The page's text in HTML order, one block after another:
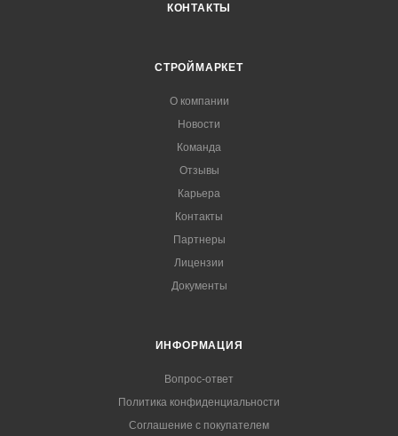
КОНТАКТЫ
СТРОЙМАРКЕТ
О компании
Новости
Команда
Отзывы
Карьера
Контакты
Партнеры
Лицензии
Документы
ИНФОРМАЦИЯ
Вопрос-ответ
Политика конфиденциальности
Соглашение с покупателем